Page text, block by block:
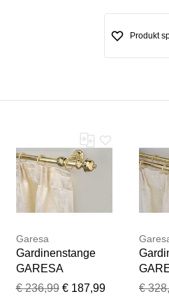
Produkt
Garesa
Gardinenstange
GARESA
"ANDREA", grau
€ 236,99 € 187,99 €